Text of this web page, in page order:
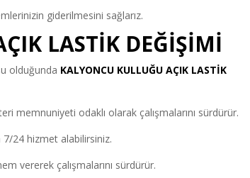
giderilmesini sağlarız.
LASTİK DEĞİŞİMİ
olduğunda KALYONCU KULLUĞU AÇIK LASTİK
memnuniyeti odaklı olarak çalışmalarını sürdürür.
24 hizmet alabilirsiniz.
vererek çalışmalarını sürdürür.